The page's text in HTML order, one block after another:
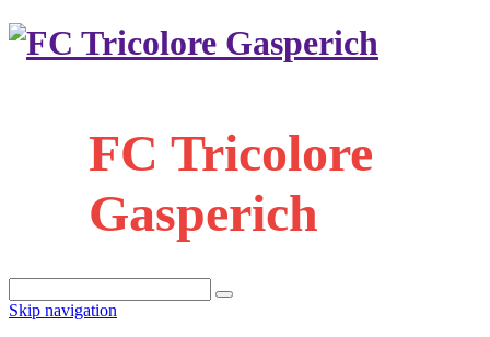
FC Tricolore
Gasperich
Skip navigation